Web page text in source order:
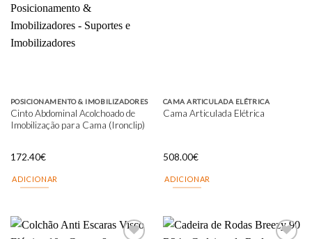
POSICIONAMENTO & IMOBILIZADORES
Cinto Abdominal Acolchoado de
Imobilização para Cama (Ironclip)
172.40€
ADICIONAR
CAMA ARTICULADA ELÉTRICA
Cama Articulada Elétrica
508.00€
ADICIONAR